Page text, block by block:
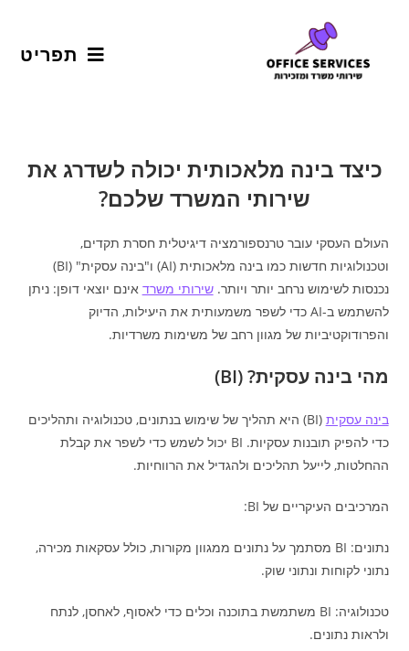
תפריט
כיצד בינה מלאכותית יכולה לשדרג את
שירותי המשרד שלכם?
העולם העסקי עובר טרנספורמציה דיגיטלית חסרת תקדים,
וטכנולוגיות חדשות כמו בינה מלאכותית (AI) ו"בינה עסקית" (BI)
נכנסות לשימוש נרחב יותר ויותר.שירותי משרד אינם יוצאי דופן: ניתן
להשתמש ב-AI כדי לשפר משמעותית את היעילות, הדיוק
והפרודוקטיביות של מגוון רחב של משימות משרדיות.
מהי בינה עסקית? (BI)
בינה עסקית
(BI) היא תהליך של שימוש בנתונים, טכנולוגיה ותהליכים
כדי להפיק תובנות עסקיות. BI יכול לשמש כדי לשפר את קבלת
ההחלטות, לייעל תהליכים ולהגדיל את הרווחיות.
המרכיבים העיקריים של BI:
נתונים: BI מסתמך על נתונים ממגוון מקורות, כולל עסקאות מכירה,
נתוני לקוחות ונתוני שוק.
טכנולוגיה: BI משתמשת בתוכנה וכלים כדי לאסוף, לאחסן, לנתח
ולראות נתונים.